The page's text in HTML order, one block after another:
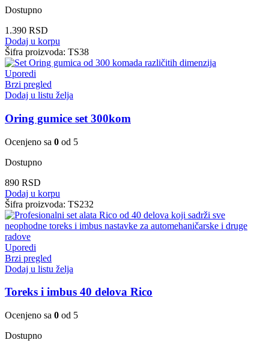
Dostupno
1.390 RSD
Dodaj u korpu
Šifra proizvoda: TS38
Uporedi
Brzi pregled
Dodaj u listu želja
Oring gumice set 300kom
Ocenjeno sa 0 od 5
Dostupno
890 RSD
Dodaj u korpu
Šifra proizvoda: TS232
Uporedi
Brzi pregled
Dodaj u listu želja
Toreks i imbus 40 delova Rico
Ocenjeno sa 0 od 5
Dostupno